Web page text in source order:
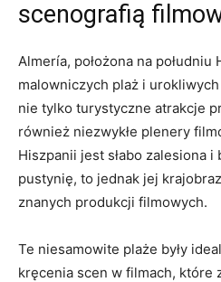
scenografią
Almería, położona na południu
malowniczych plaż i
nie⁣ tylko turystyczne atrakcje
również niezwykłe plenery
Hiszpanii jest słabo zalesiona
pustynię, to jednak jej
znanych produkcji filmowych.
Te ⁤niesamowite⁤ plaże były
kręcenia scen w filmach, ‌które